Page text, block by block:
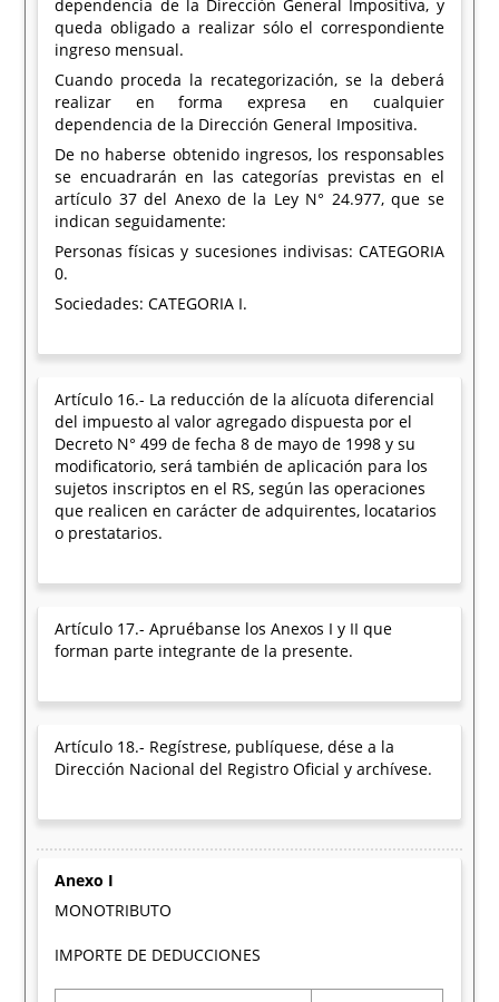
dependencia de la Dirección General Impositiva, y
queda obligado a realizar sólo el correspondiente
ingreso mensual.
Cuando proceda la recategorización, se la deberá
realizar en forma expresa en cualquier
dependencia de la Dirección General Impositiva.
De no haberse obtenido ingresos, los responsables
se encuadrarán en las categorías previstas en el
artículo 37 del Anexo de la Ley N° 24.977, que se
indican seguidamente:
Personas físicas y sucesiones indivisas: CATEGORIA
0.
Sociedades: CATEGORIA I.
Artículo 16.- La reducción de la alícuota diferencial
del impuesto al valor agregado dispuesta por el
Decreto N° 499 de fecha 8 de mayo de 1998 y su
modificatorio, será también de aplicación para los
sujetos inscriptos en el RS, según las operaciones
que realicen en carácter de adquirentes, locatarios
o prestatarios.
Artículo 17.- Apruébanse los Anexos I y II que
forman parte integrante de la presente.
Artículo 18.- Regístrese, publíquese, dése a la
Dirección Nacional del Registro Oficial y archívese.
Anexo I
MONOTRIBUTO
IMPORTE DE DEDUCCIONES